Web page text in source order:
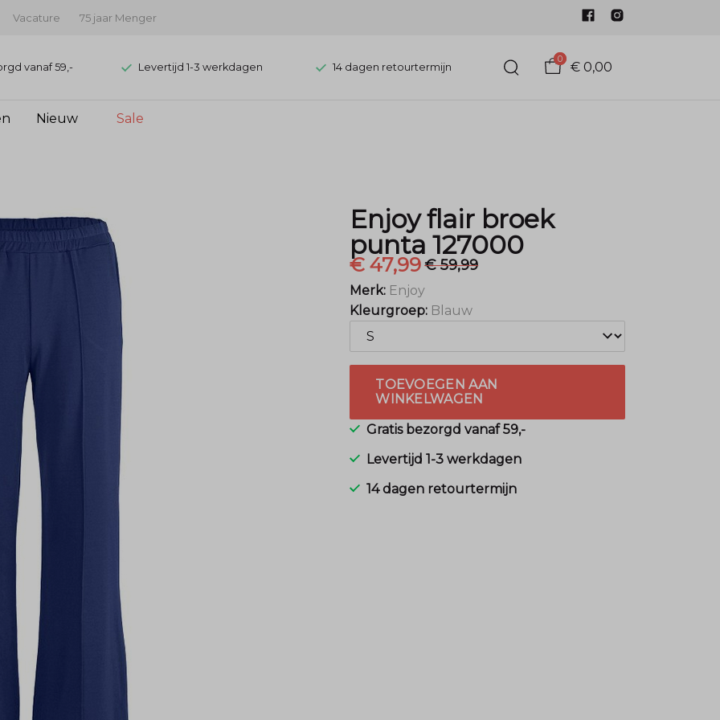
Vacature 75 jaar Menger
vanaf 59,- Levertijd 1-3 werkdagen 14 dagen retourtermijn
0
€ 0,00
Nieuw Sale
Enjoy flair broek
punta 127000
€ 47,99€ 59,99
Merk: Enjoy
Kleurgroep: Blauw
TOEVOEGEN AAN
WINKELWAGEN
Gratis bezorgd vanaf 59,-
Levertijd 1-3 werkdagen
14 dagen retourtermijn